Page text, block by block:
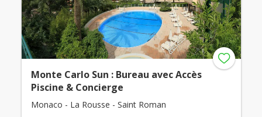
Monte Carlo Sun : Bureau avec Accès
Piscine & Concierge
Monaco - La Rousse - Saint Roman